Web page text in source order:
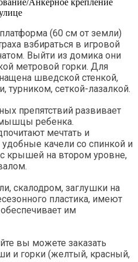
(60 см от земли)
взбираться в игровой
Выйти из домика они
метровой горки. Для
шведской стенкой,
турником, сеткой-лазалкой.
препятствий развивает
мышцы ребенка.
мечтать и
удобные качели со спинкой и
крышей на втором уровне,
скалодром, заглушки на
пластика, имеют
им
вы можете заказать
и горки (желтый, красный,